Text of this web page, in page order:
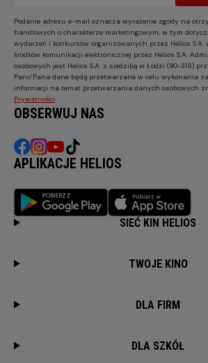
Podanie adresu e-mail oznacza wyrażenie zgody na
handlowych o charakterze marketingowym, w tym
wydarzeń i konkursów organizowanych przez Helios S.A.
środków komunikacji elektronicznej przez Helios S.A.
osobowych jest Helios S.A. z siedzibą w Łodzi (90-318)
Pani/Pana dane będą przetwarzane w celu wykonania
informacji na temat przetwarzania danych osobowych
Prywatności
OBSERWUJ NAS
APLIKACJE HELIOS
SIEĆ KIN HELIOS
TWOJE KINO
DLA FIRM
DLA SZKÓŁ